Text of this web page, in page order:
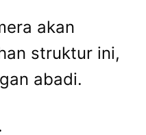
akan
struktur ini,
abadi.